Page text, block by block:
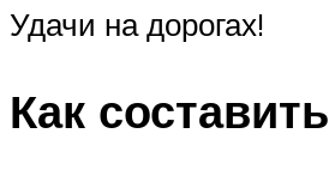
Удачи на дорогах!
Как составить